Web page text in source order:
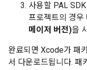
사용할 PAL
프로젝트의 경우
메이저 버전)을
완료되면 Xcode가 패
서 다운로드됩니다. 패